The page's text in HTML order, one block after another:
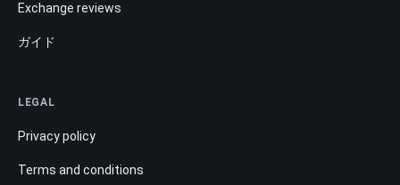
Exchange reviews
ガイド
LEGAL
Privacy policy
Terms and conditions